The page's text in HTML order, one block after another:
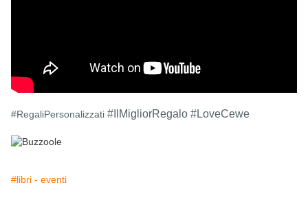
#RegaliPersonalizzati #IlMigliorRegalo #LoveCewe
#libri - eventi